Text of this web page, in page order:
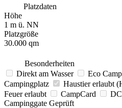
Platzdaten
Höhe
1 m ü. NN
Platzgröße
30.000 qm
Besonderheiten
Direkt am Wasser
Eco
Campingplatz
Haustier erlaubt
Feuer erlaubt
CampCard
Campinggate Geprüft